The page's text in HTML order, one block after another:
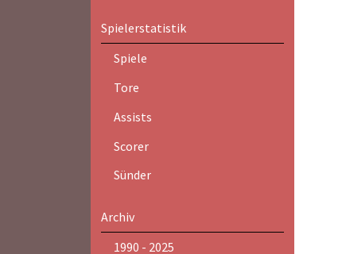
Spielerstatistik
Spiele
Tore
Assists
Scorer
Sünder
Archiv
1990 - 2025